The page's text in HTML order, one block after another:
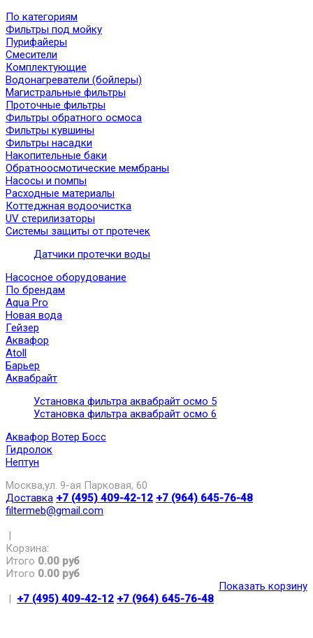
По категориям
Фильтры под мойку
Пурифайеры
Смесители
Комплектующие
Водонагреватели (бойлеры)
Магистральные фильтры
Проточные фильтры
Фильтры обратного осмоса
Фильтры кувшины
Фильтры насадки
Накопительные баки
Обратноосмотические мембраны
Насосы и помпы
Расходные материалы
Коттеджная водоочистка
UV стерилизаторы
Системы защиты от протечек
Датчики протечки воды
Насосное оборудование
По брендам
Aqua Pro
Новая вода
Гейзер
Аквафор
Atoll
Барьер
Аквабрайт
Установка фильтра аквабрайт осмо 5
Установка фильтра аквабрайт осмо 6
Аквафор Вотер Босс
Гидролок
Нептун
Москва,ул. 9-ая Парковая, 60
Доставка +7 (495) 409-42-12 +7 (964) 645-76-48
filtermeb@gmail.com
|
Корзина:
Итого 0.00 руб
Итого 0.00 руб
Показать корзину
| +7 (495) 409-42-12 +7 (964) 645-76-48